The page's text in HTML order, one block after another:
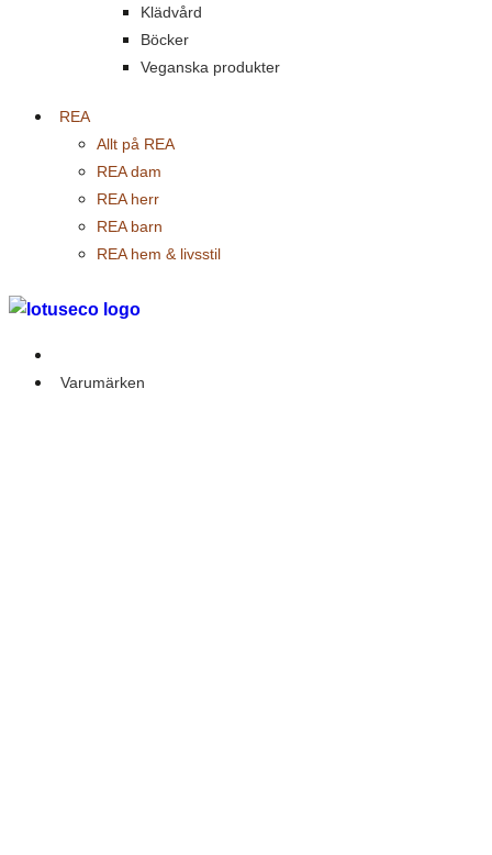
Klädvård
Böcker
Veganska produkter
REA
Allt på REA
REA dam
REA herr
REA barn
REA hem & livsstil
Varumärken